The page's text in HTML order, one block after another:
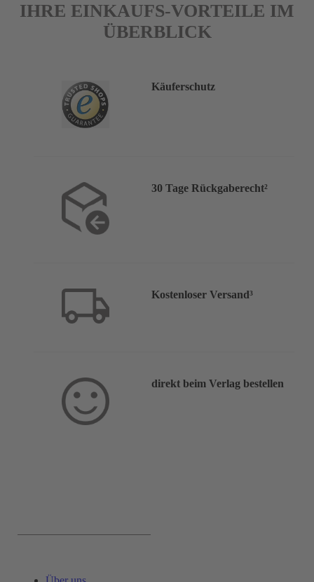
IHRE EINKAUFS-VORTEILE IM
ÜBERBLICK
Käuferschutz
30 Tage Rückgaberecht²
Kostenloser Versand³
direkt beim Verlag bestellen